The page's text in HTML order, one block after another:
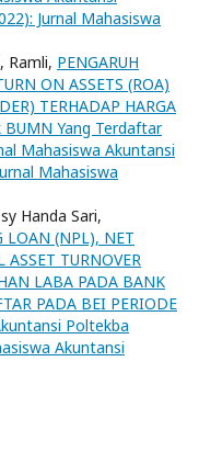
Jurnal Mahasiswa
Ramli, PENGARUH
ON ASSETS (ROA)
TERHADAP HARGA
BUMN Yang Terdaftar
Mahasiswa Akuntansi
Mahasiswa
Handa Sari,
LOAN (NPL), NET
TURNOVER
LABA PADA BANK
PADA BEI PERIODE
Poltekba
Akuntansi